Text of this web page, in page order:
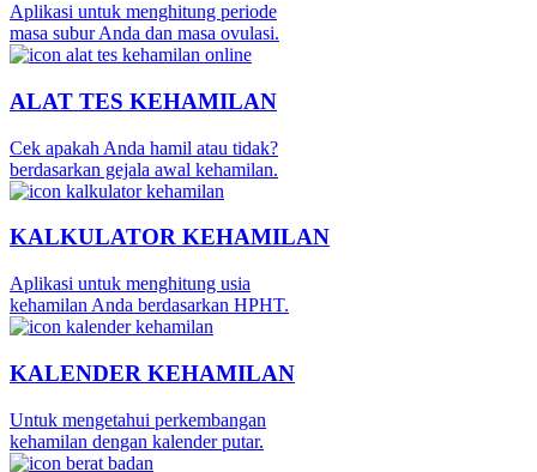
Aplikasi untuk menghitung periode
masa subur Anda dan masa ovulasi.
ALAT TES KEHAMILAN
Cek apakah Anda hamil atau tidak?
berdasarkan gejala awal kehamilan.
KALKULATOR KEHAMILAN
Aplikasi untuk menghitung usia
kehamilan Anda berdasarkan HPHT.
KALENDER KEHAMILAN
Untuk mengetahui perkembangan
kehamilan dengan kalender putar.